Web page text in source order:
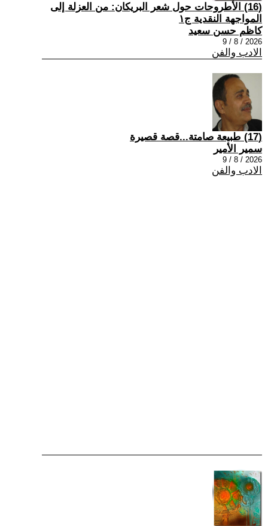
(16) الأطروحات حول شعر البريكان: من العزلة إلى
المواجهة النقدية ج١
كاظم حسن سعيد
2026 / 8 / 9
الادب والفن
(17) طبيعة صامتة...قصة قصيرة
سمير الأمير
2026 / 8 / 9
الادب والفن